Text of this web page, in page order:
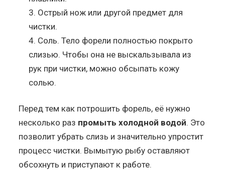
Острый нож или другой предмет для
чистки.
Соль. Тело форели полностью покрыто
слизью. Чтобы она не выскальзывала из
рук при чистки, можно обсыпать кожу
солью.
Перед тем как потрошить форель, её нужно
несколько раз промыть холодной водой. Это
позволит убрать слизь и значительно упростит
процесс чистки. Вымытую рыбу оставляют
обсохнуть и приступают к работе.